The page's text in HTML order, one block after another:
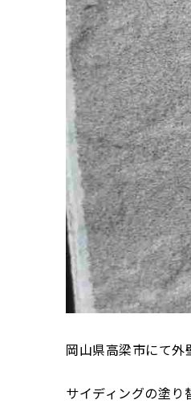
岡山県高梁市にて外
サイディングの塗り